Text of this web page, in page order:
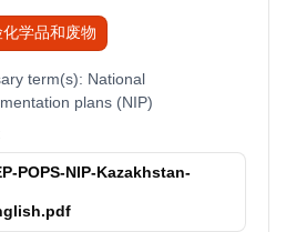
学品和废物
term(s): National
plans (NIP)
POPS-NIP-Kazakhstan-